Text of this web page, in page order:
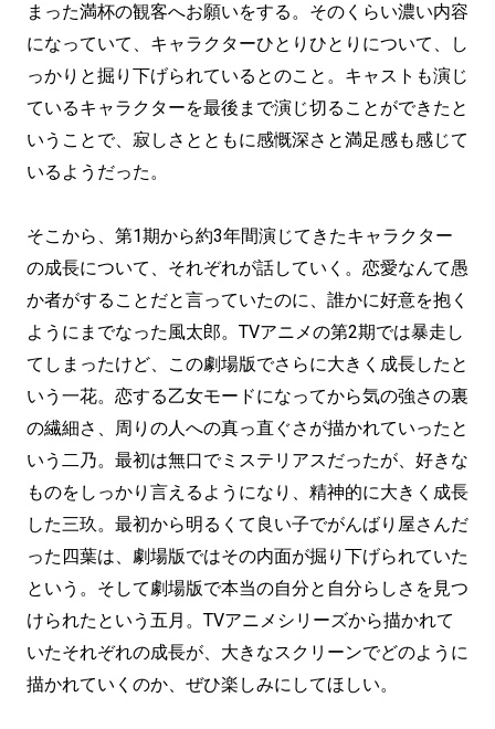
まった満杯の観客へお願いをする。そのくらい濃い内容
になっていて、キャラクターひとりひとりについて、し
っかりと掘り下げられているとのこと。キャストも演じ
ているキャラクターを最後まで演じ切ることができたと
いうことで、寂しさとともに感慨深さと満足感も感じて
いるようだった。
そこから、第1期から約3年間演じてきたキャラクター
の成長について、それぞれが話していく。恋愛なんて愚
か者がすることだと言っていたのに、誰かに好意を抱く
ようにまでなった風太郎。TVアニメの第2期では暴走し
てしまったけど、この劇場版でさらに大きく成長したと
いう一花。恋する乙女モードになってから気の強さの裏
の繊細さ、周りの人への真っ直ぐさが描かれていったと
いう二乃。最初は無口でミステリアスだったが、好きな
ものをしっかり言えるようになり、精神的に大きく成長
した三玖。最初から明るくて良い子でがんばり屋さんだ
った四葉は、劇場版ではその内面が掘り下げられていた
という。そして劇場版で本当の自分と自分らしさを見つ
けられたという五月。TVアニメシリーズから描かれて
いたそれぞれの成長が、大きなスクリーンでどのように
描かれていくのか、ぜひ楽しみにしてほしい。